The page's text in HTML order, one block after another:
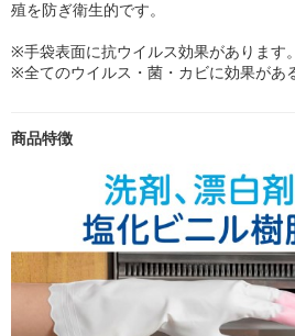
殖を防ぎ衛生的です。
※手袋表面に抗ウイルス効果があります。
※全てのウイルス・菌・カビに効果があ
商品特徴